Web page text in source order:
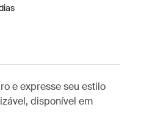
e expresse seu estilo
disponível em